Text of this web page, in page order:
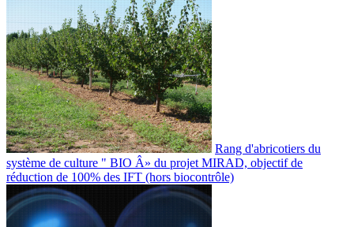
Rang d'abricotiers du
système de culture " BIO Â» du projet MIRAD, objectif de
réduction de 100% des IFT (hors biocontrôle)